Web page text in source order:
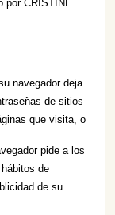
por CRISTINE
navegador deja
de sitios
que visita, o
pide a los
hábitos de
de su